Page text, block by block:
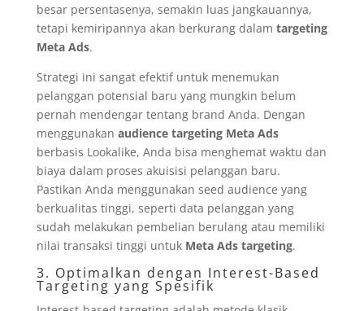
besar persentasenya, semakin luas jangkauannya,
tetapi kemiripannya akan berkurang dalam targeting
Meta Ads.
Strategi ini sangat efektif untuk menemukan
pelanggan potensial baru yang mungkin belum
pernah mendengar tentang brand Anda. Dengan
menggunakan audience targeting Meta Ads
berbasis Lookalike, Anda bisa menghemat waktu dan
biaya dalam proses akuisisi pelanggan baru.
Pastikan Anda menggunakan seed audience yang
berkualitas tinggi, seperti data pelanggan yang
sudah melakukan pembelian berulang atau memiliki
nilai transaksi tinggi untuk Meta Ads targeting.
3. Optimalkan dengan Interest-Based
Targeting yang Spesifik